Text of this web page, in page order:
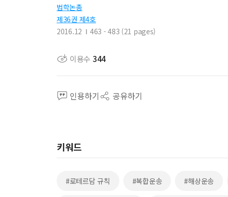
법학논총
제36권 제4호
2016.12
463 - 483 (21 pages)
이용수 344
인용하기 공유하기
키워드
#로테르담 규칙 #복합운송 #해상운송